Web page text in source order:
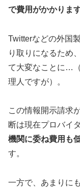
で費用がかかりま
Twitterなどの外国
り取りになるため
て大変なことに…
理人ですが）。
この情報開示請求
断は現在プロバイ
機関に委ね費用も
す。
一方で、あまりに